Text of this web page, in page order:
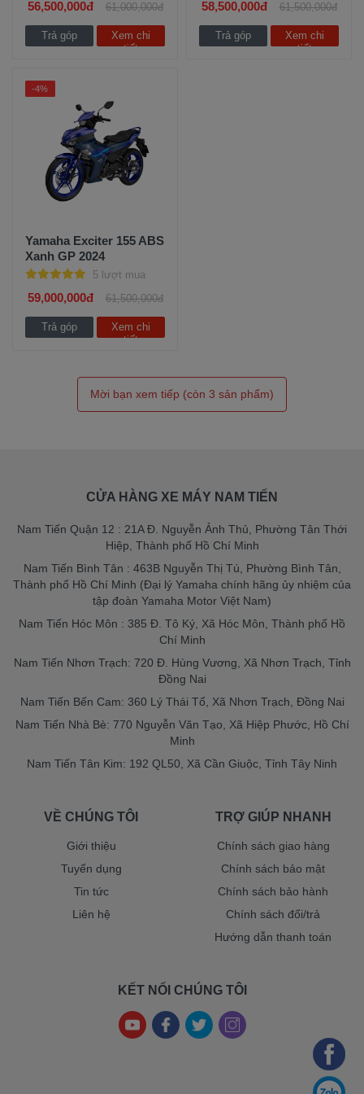
56,500,000đ 61,000,000đ
Trả góp
Xem chi
tiết
58,500,000đ 61,500,000đ
Trả góp
Xem chi
tiết
-4%
Yamaha Exciter 155 ABS
Xanh GP 2024
5 lượt mua
59,000,000đ 61,500,000đ
Trả góp
Xem chi
tiết
CỬA HÀNG XE MÁY NAM TIẾN
Nam Tiến Quận 12 : 21A Đ. Nguyễn Ảnh Thủ, Phường Tân Thới
Hiệp, Thành phố Hồ Chí Minh
Nam Tiến Bình Tân : 463B Nguyễn Thị Tú, Phường Bình Tân,
Thành phố Hồ Chí Minh (Đại lý Yamaha chính hãng ủy nhiệm của
tập đoàn Yamaha Motor Việt Nam)
Nam Tiến Hóc Môn : 385 Đ. Tô Ký, Xã Hóc Môn, Thành phố Hồ
Chí Minh
Nam Tiến Nhơn Trạch: 720 Đ. Hùng Vương, Xã Nhơn Trạch, Tỉnh
Đồng Nai
Nam Tiến Bến Cam: 360 Lý Thái Tổ, Xã Nhơn Trạch, Đồng Nai
Nam Tiến Nhà Bè: 770 Nguyễn Văn Tạo, Xã Hiệp Phước, Hồ Chí
Minh
Nam Tiến Tân Kim: 192 QL50, Xã Cần Giuộc, Tỉnh Tây Ninh
VỀ CHÚNG TÔI
Giới thiệu
Tuyển dụng
Tin tức
Liên hệ
TRỢ GIÚP NHANH
Chính sách giao hàng
Chính sách bảo mật
Chính sách bảo hành
Chính sách đổi/trả
Hướng dẫn thanh toán
KẾT NỐI CHÚNG TÔI